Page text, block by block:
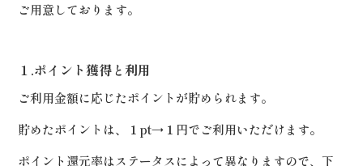
ご用意しております。
１.ポイント獲得と利用
ご利用金額に応じたポイントが貯められます。
貯めたポイントは、１pt→１円でご利用いただけます。
ポイント還元率はステータスによって異なりますので、下